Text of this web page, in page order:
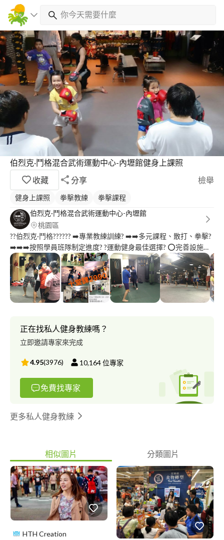
伯烈克·鬥格混合武術運動中心-內壢館健身上課照
收藏
分享 檢舉
健身上課照 拳擊教練
拳擊課程
伯烈克·鬥格混合武術運動中心-內壢館
桃園區
??伯烈克·鬥格?????? ➡️專業教練訓練? ➡️➡️多元課程、散打、拳擊?
➡️➡️➡️按照學員班隊制定進度? ?運動健身最佳選擇? ⭕️完善設施，
安心運動，達到最佳運動效果 ⭕️最佳教練團隊 ????歡迎您加入 #伯
烈克 成就最完美的自己
正在找私人健身教練嗎？
立即邀請專家來完成
4.95(3976) 10,164位專家
免費找專家
更多私人健身教練
相似圖片 分類圖片
HTH Creation